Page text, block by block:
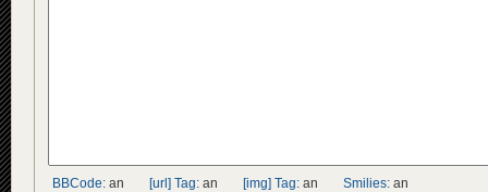
BBCode: an [url] Tag: an [img] Tag: an Smilies: an